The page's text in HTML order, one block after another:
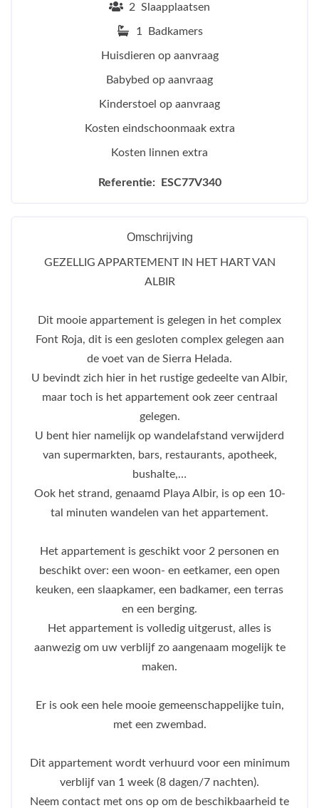
2 Slaapplaatsen
1 Badkamers
Huisdieren op aanvraag
Babybed op aanvraag
Kinderstoel op aanvraag
Kosten eindschoonmaak extra
Kosten linnen extra
Referentie: ESC77V340
Omschrijving
GEZELLIG APPARTEMENT IN HET HART VAN
ALBIR
Dit mooie appartement is gelegen in het complex
Font Roja, dit is een gesloten complex gelegen aan
de voet van de Sierra Helada.
U bevindt zich hier in het rustige gedeelte van Albir,
maar toch is het appartement ook zeer centraal
gelegen.
U bent hier namelijk op wandelafstand verwijderd
van supermarkten, bars, restaurants, apotheek,
bushalte,…
Ook het strand, genaamd Playa Albir, is op een 10-
tal minuten wandelen van het appartement.
Het appartement is geschikt voor 2 personen en
beschikt over: een woon- en eetkamer, een open
keuken, een slaapkamer, een badkamer, een terras
en een berging.
Het appartement is volledig uitgerust, alles is
aanwezig om uw verblijf zo aangenaam mogelijk te
maken.
Er is ook een hele mooie gemeenschappelijke tuin,
met een zwembad.
Dit appartement wordt verhuurd voor een minimum
verblijf van 1 week (8 dagen/7 nachten).
Neem contact met ons op om de beschikbaarheid te